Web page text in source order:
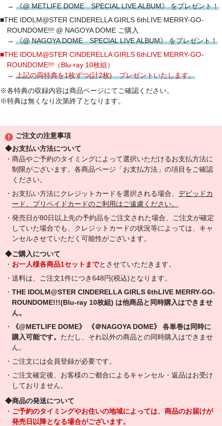
→ 《@ METLIFE DOME SPECIAL LIVE ALBUM》 をプレゼント！
■THE IDOLM@STER CINDERELLA GIRLS 6thLIVE MERRY-GO-
ROUNDOME!!! @ NAGOYA DOME ご購入
→ 《@ NAGOYA DOME SPECIAL LIVE ALBUM》 をプレゼント！
■THE IDOLM@STER CINDERELLA GIRLS 6thLIVE MERRY-GO-
ROUNDOME!!!（Blu-ray 10枚組）
→ 上記の両特典を1枚ずつ(計2枚) プレゼントいたします。
※各特典の収録内容は商品ページにてご確認ください。
※特典は無くなり次第終了となります。
ご注文の注意事項
◆お支払い方法について
・商品やご予約のタイミングによって選択いただけるお支払方法に
制限がございます。各商品ページ「お支払方法」の項目をご確認
ください。
・お支払い方法にクレジットカードを選択される場合、 デビッドカ
ード、プリペイドカードのご利用はご遠慮ください。
・発売日が80日以上先の予約品をご注文された場合、ご注文が確定
していた場合でも、クレジットカードの状況等によっては、キャ
ンセルさせていただく可能性がございます。
◆ご購入について
・ お一人様各商品1セットまでとさせていただきます。
・送料は、ご注文1件につき648円(税込)となります。
・ THE IDOLM@STER CINDERELLA GIRLS 6thLIVE MERRY-GO-
ROUNDOME!!!(Blu-ray 10枚組) は他商品と同時購入はできませ
ん。
・
《@METLIFE DOME》 《＠NAGOYA DOME》 各単巻は同時に
購入可能です。 ただし、それ以外の商品との同時購入はできませ
ん。
・ご注文には会員登録が必要です。
・ご注文確定後、お客様のご都合によるキャンセル・返品はお受け
しておりません。
◆商品の発送について
・ ご予約のタイミングやお住いの地域によっては、商品のお届けが
発売日以降となる場合がございます。